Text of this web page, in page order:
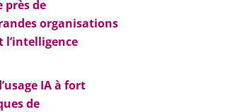
près de
organisations
l’intelligence
IA à fort
de